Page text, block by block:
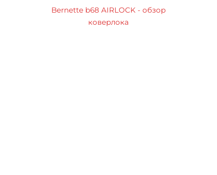
Bernette b68 AIRLOCK - обзор
коверлока